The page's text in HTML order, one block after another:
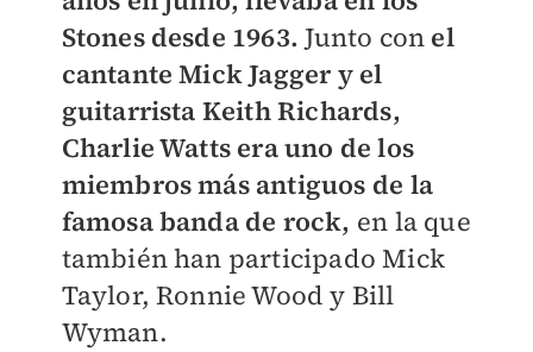
Stones desde 1963. Junto con el
cantante Mick Jagger y el
guitarrista Keith Richards,
Charlie Watts era uno de los
miembros más antiguos de la
famosa banda de rock, en la que
también han participado Mick
Taylor, Ronnie Wood y Bill
Wyman.